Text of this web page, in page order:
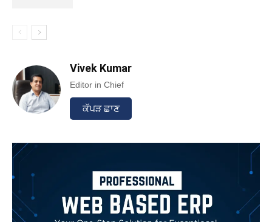
Vivek Kumar
Editor in Chief
ਕੱਪੜ ਛਾਣ